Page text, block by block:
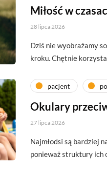
Miłość w
28 lipca 2026
Dziś nie wyobrażamy
kroku. Chętnie
pacjent
Okulary
27 lipca 2026
Najmłodsi są bardziej
ponieważ struktury ich